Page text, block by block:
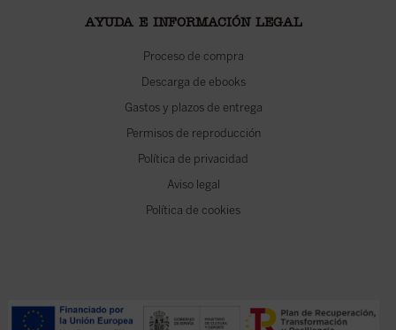
AYUDA E INFORMACIÓN LEGAL
Proceso de compra
Descarga de ebooks
Gastos y plazos de entrega
Permisos de reproducción
Política de privacidad
Aviso legal
Política de cookies